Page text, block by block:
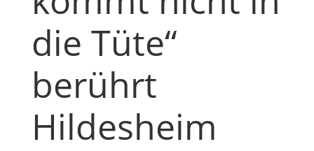
die Tüte“
berührt
Hildesheim